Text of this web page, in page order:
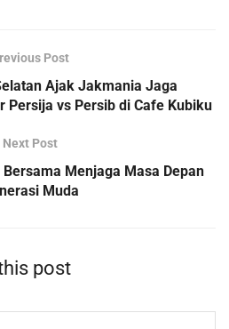
Post
Ajak Jakmania Jaga
Persija vs Persib di Cafe Kubiku
Next Post
Menjaga Masa Depan
Muda
post